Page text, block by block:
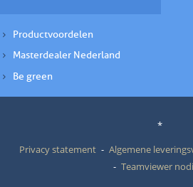
Productvoordelen
Masterdealer Nederland
Be green
*
Privacy statement
Algemene
Teamviewer